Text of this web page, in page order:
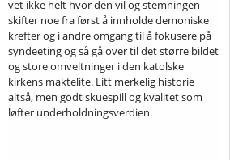
vet ikke helt hvor den vil og stemningen
skifter noe fra først å innholde demoniske
krefter og i andre omgang til å fokusere på
syndeeting og så gå over til det større bildet
og store omveltninger i den katolske
kirkens maktelite. Litt merkelig historie
altså, men godt skuespill og kvalitet som
løfter underholdningsverdien.